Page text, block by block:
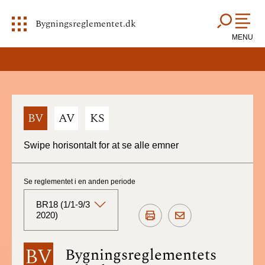
Bygningsreglementet.dk
MENU
BV AV KS
Swipe horisontalt for at se alle emner
BV Bygningsreglementets
Se reglementet i en anden periode
BR18 (1/1-9/3
2020)
BR18 (Aktuelt)